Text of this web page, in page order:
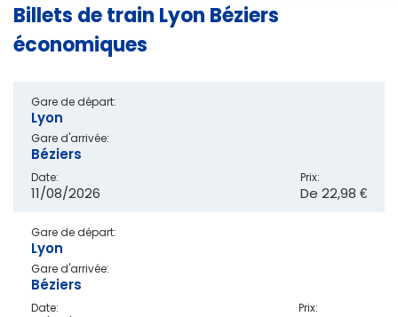
Billets de train Lyon Béziers
économiques
Gare de départ:
Lyon
Gare d'arrivée:
Béziers
Date:
11/08/2026
Prix:
De 22,98 €
Gare de départ:
Lyon
Gare d'arrivée:
Béziers
Date: Prix: